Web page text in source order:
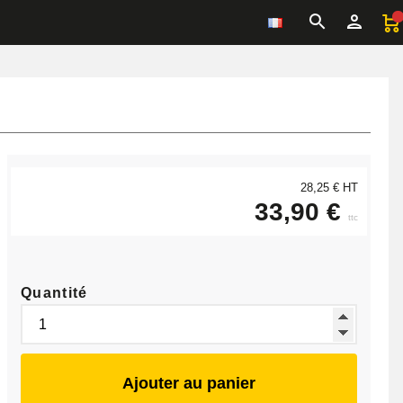
28,25 € HT
33,90 € ttc
Quantité
Ajouter au panier